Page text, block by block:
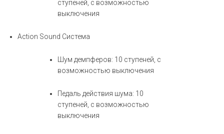
ступеней, с возможностью
выключения
Action Sound Система
Шум демпферов: 10 ступеней, с
возможностью выключения
Педаль действия шума: 10
ступеней, с возможностью
выключения